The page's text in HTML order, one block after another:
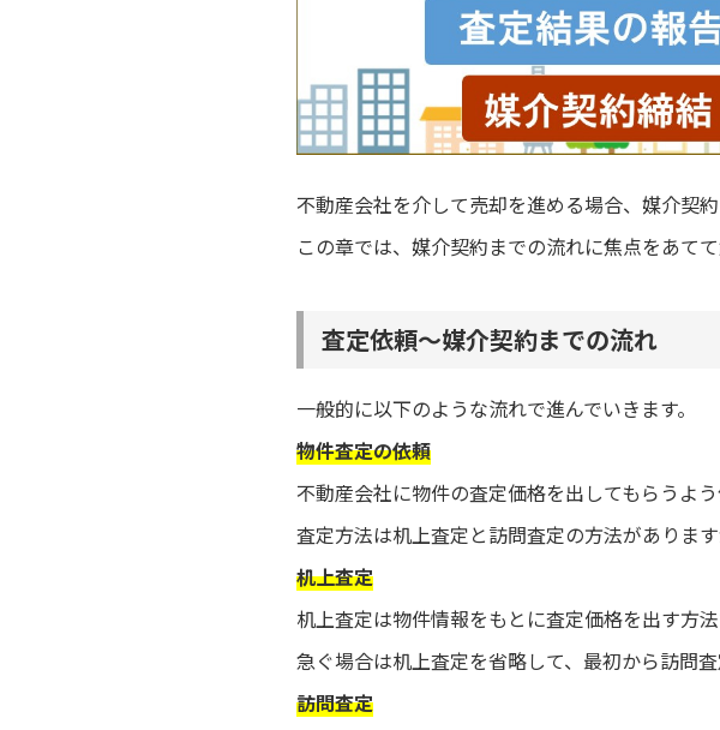
不動産会社を介して売却を進める場合、媒介契約
この章では、媒介契約までの流れに焦点をあてて
査定依頼～媒介契約までの流れ
一般的に以下のような流れで進んでいきます。
物件査定の依頼
不動産会社に物件の査定価格を出してもらうよう
査定方法は机上査定と訪問査定の方法がありま
机上査定
机上査定は物件情報をもとに査定価格を出す方
急ぐ場合は机上査定を省略して、最初から訪問
訪問査定